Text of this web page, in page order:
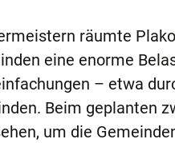
räumte
eine enorme
– etwa
Beim geplanten
um die